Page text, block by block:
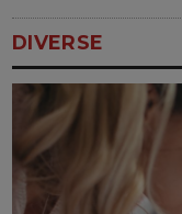
DIVERSE